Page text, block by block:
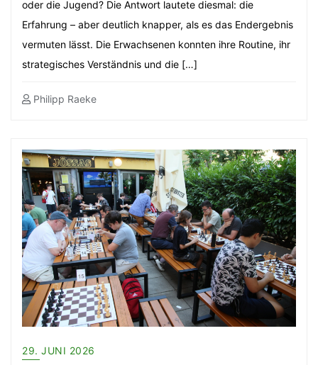
oder die Jugend? Die Antwort lautete diesmal: die
Erfahrung – aber deutlich knapper, als es das Endergebnis
vermuten lässt. Die Erwachsenen konnten ihre Routine, ihr
strategisches Verständnis und die […]
Philipp Raeke
29. JUNI 2026